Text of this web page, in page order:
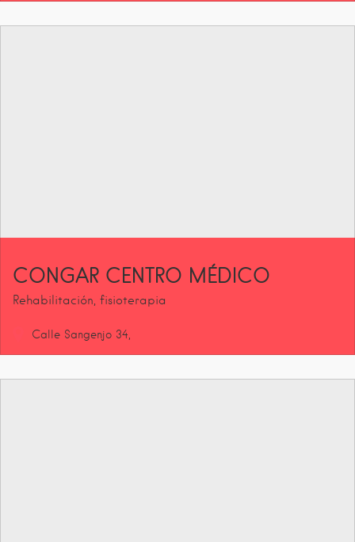
CONGAR CENTRO MÉDICO
Rehabilitación, fisioterapia
Calle Sangenjo 34